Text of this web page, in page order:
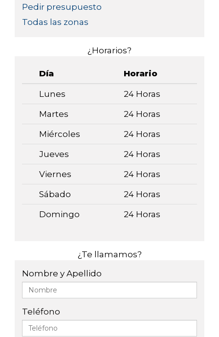
Pedir presupuesto
Todas las zonas
¿Horarios?
Día Horario
Lunes 24 Horas
Martes 24 Horas
Miércoles 24 Horas
Jueves 24 Horas
Viernes 24 Horas
Sábado 24 Horas
Domingo 24 Horas
¿Te llamamos?
Nombre y Apellido
Teléfono